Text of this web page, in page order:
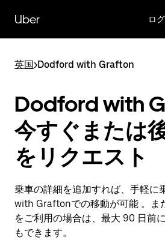
Uber ロ
英国>Dodford with Grafton
Dodford with
今すぐまたは
をリクエスト
乗車の詳細を追加すれば、手軽に
with Graftonでの移動が可能 。ま
をご利用の場合は、最大 90 日前
もできます。